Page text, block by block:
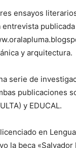
ensayos
y arquitectura.
serie de
publicaciones
y EDUCAL.
en
la beca